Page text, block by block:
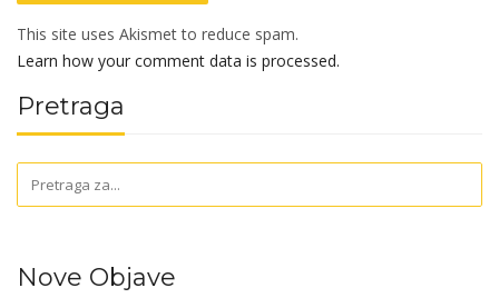
This site uses Akismet to reduce spam.
Learn how your comment data is processed.
Pretraga
Nove Objave